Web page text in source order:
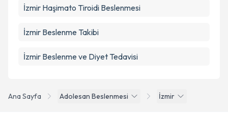
Ana Sayfa Adolesan Beslenmesi İzmir
İzmir Haşimato Tiroidi Beslenmesi
İzmir Beslenme Takibi
İzmir Beslenme ve Diyet Tedavisi